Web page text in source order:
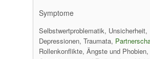
Symptome
Selbstwertproblematik, Unsicherheit,
Depressionen, Traumata,
Rollenkonflikte, Ängste und Phobien,